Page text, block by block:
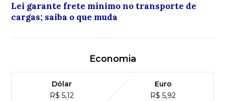
Lei garante frete mínimo no transporte de
cargas; saiba o que muda
Economia
Dólar
R$ 5,12
Euro
R$ 5,92